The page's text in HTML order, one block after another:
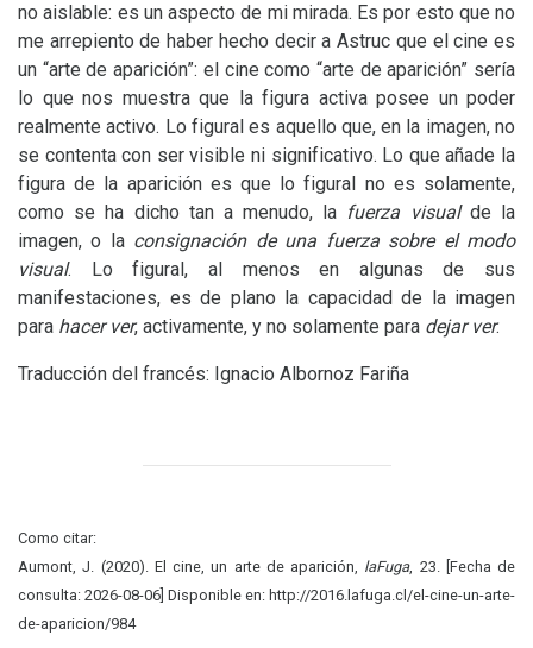
no aislable: es un aspecto de mi mirada. Es por esto que no
me arrepiento de haber hecho decir a Astruc que el cine es
un “arte de aparición”: el cine como “arte de aparición” sería
lo que nos muestra que la figura activa posee un poder
realmente activo. Lo figural es aquello que, en la imagen, no
se contenta con ser visible ni significativo. Lo que añade la
figura de la aparición es que lo figural no es solamente,
como se ha dicho tan a menudo, la fuerza visualde la
imagen, o la consignación de una fuerza sobre el modo
visual. Lo figural, al menos en algunas de sus
manifestaciones, es de plano la capacidad de la imagen
para hacer ver, activamente, y no solamente para dejar ver.
Traducción del francés: Ignacio Albornoz Fariña
Como citar:
Aumont, J. (2020). El cine, un arte de aparición, laFuga, 23. [Fecha de
consulta: 2026-08-06] Disponible en: http://2016.lafuga.cl/el-cine-un-arte-
de-aparicion/984